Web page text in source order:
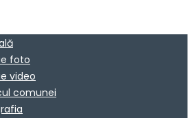
foto
video
comunei